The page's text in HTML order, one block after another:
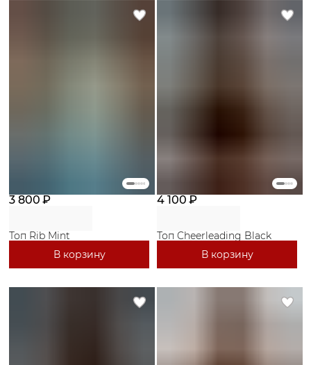
3 800 ₽
Топ Rib Mint
В корзину
4 100 ₽
Топ Cheerleading Black
В корзину